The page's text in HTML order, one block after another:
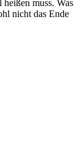
muss. Was
nicht das Ende